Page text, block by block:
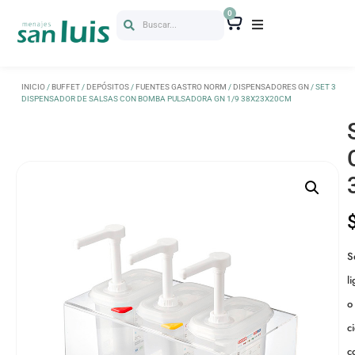
Buscar...
0
INICIO /BUFFET /DEPÓSITOS /FUENTES GASTRO NORM /DISPENSADORES GN / SET 3
DISPENSADOR DE SALSAS CON BOMBA PULSADORA GN 1/9 38X23X20CM